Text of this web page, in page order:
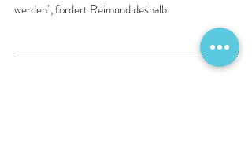
werden", fordert Reimund deshalb.